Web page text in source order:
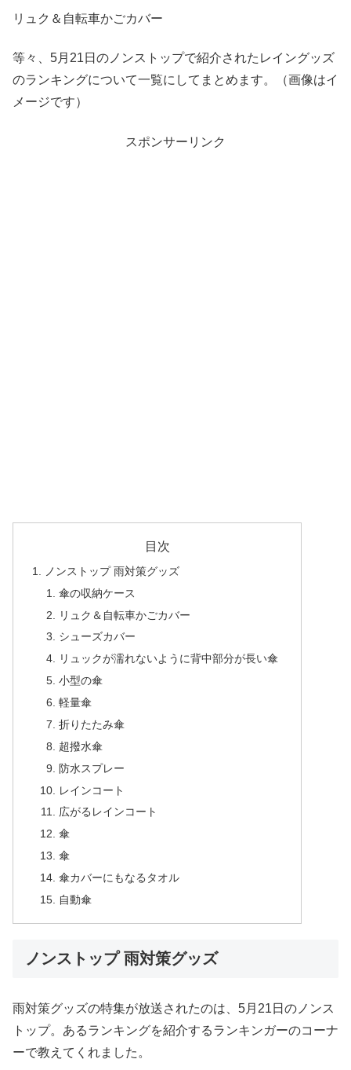
リュク＆自転車かごカバー
等々、5月21日のノンストップで紹介されたレイングッズ
のランキングについて一覧にしてまとめます。（画像はイ
メージです）
スポンサーリンク
目次
ノンストップ 雨対策グッズ
傘の収納ケース
リュク＆自転車かごカバー
シューズカバー
リュックが濡れないように背中部分が長い傘
小型の傘
軽量傘
折りたたみ傘
超撥水傘
防水スプレー
レインコート
広がるレインコート
傘
傘
傘カバーにもなるタオル
自動傘
ノンストップ 雨対策グッズ
雨対策グッズの特集が放送されたのは、5月21日のノンス
トップ。あるランキングを紹介するランキンガーのコーナ
ーで教えてくれました。